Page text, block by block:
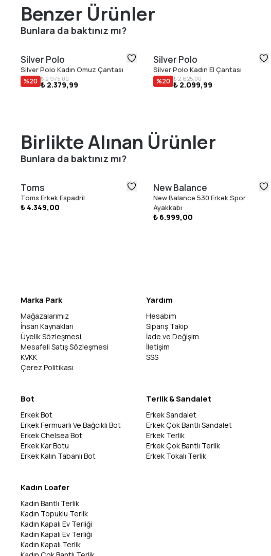
Benzer Ürünler
Bunlara da baktınız mı?
Silver Polo
Silver Polo Kadın Omuz Çantası
%20 ₺ 2.975,00
₺ 2.379,99
Silver Polo
Silver Polo Kadın El Çantası
%20 ₺ 2.625,00
₺ 2.099,99
Birlikte Alınan Ürünler
Bunlara da baktınız mı?
Toms
Toms Erkek Espadril
₺ 4.349,00
New Balance
New Balance 530 Erkek Spor
Ayakkabı
₺ 6.999,00
Marka Park
Mağazalarımız
İnsan Kaynakları
Üyelik Sözleşmesi
Mesafeli Satış Sözleşmesi
KVKK
Çerez Politikası
Yardım
Hesabım
Sipariş Takip
İade ve Değişim
İletişim
SSS
Bot
Erkek Bot
Erkek Fermuarlı Ve Bağcıklı Bot
Erkek Chelsea Bot
Erkek Kar Botu
Erkek Kalın Tabanlı Bot
Terlik & Sandalet
Erkek Sandalet
Erkek Çok Bantlı Sandalet
Erkek Terlik
Erkek Çok Bantlı Terlik
Erkek Tokalı Terlik
Kadın Loafer
Kadın Bantlı Terlik
Kadın Topuklu Terlik
Kadın Kapalı Ev Terliği
Kadın Kapalı Ev Terliği
Kadın Kapalı Terlik